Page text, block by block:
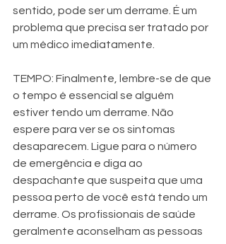
sentido, pode ser um derrame. É um
problema que precisa ser tratado por
um médico imediatamente.
TEMPO: Finalmente, lembre-se de que
o tempo é essencial se alguém
estiver tendo um derrame. Não
espere para ver se os sintomas
desaparecem. Ligue para o número
de emergência e diga ao
despachante que suspeita que uma
pessoa perto de você está tendo um
derrame. Os profissionais de saúde
geralmente aconselham as pessoas